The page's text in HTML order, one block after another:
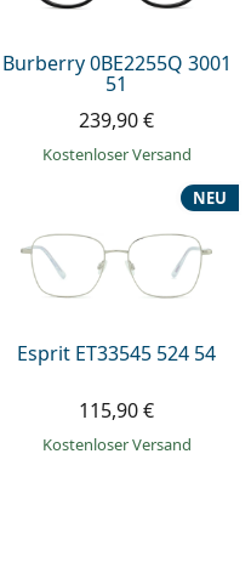
Burberry 0BE2255Q 3001
51
239,90 €
Kostenloser Versand
Esprit ET33545 524 54
NEU
115,90 €
Kostenloser Versand